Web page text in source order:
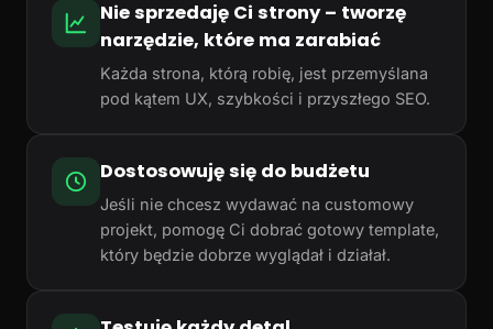
Nie sprzedaję Ci strony – tworzę
narzędzie, które ma zarabiać
Każda strona, którą robię, jest przemyślana
pod kątem UX, szybkości i przyszłego SEO.
Dostosowuję się do budżetu
Jeśli nie chcesz wydawać na customowy
projekt, pomogę Ci dobrać gotowy template,
który będzie dobrze wyglądał i działał.